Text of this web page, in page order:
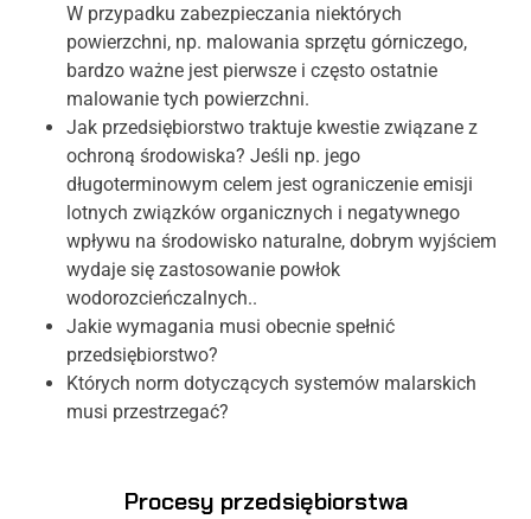
W przypadku zabezpieczania niektórych
powierzchni, np. malowania sprzętu górniczego,
bardzo ważne jest pierwsze i często ostatnie
malowanie tych powierzchni.
Jak przedsiębiorstwo traktuje kwestie związane z
ochroną środowiska? Jeśli np. jego
długoterminowym celem jest ograniczenie emisji
lotnych związków organicznych i negatywnego
wpływu na środowisko naturalne, dobrym wyjściem
wydaje się zastosowanie powłok
wodorozcieńczalnych..
Jakie wymagania musi obecnie spełnić
przedsiębiorstwo?
Których norm dotyczących systemów malarskich
musi przestrzegać?
Procesy przedsiębiorstwa